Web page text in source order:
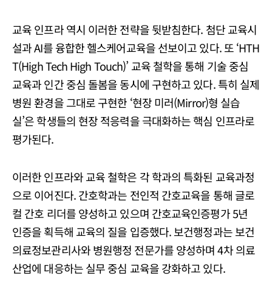
교육 인프라 역시 이러한 전략을 뒷받침한다. 첨단 교육시
설과 AI를 융합한 헬스케어교육을 선보이고 있다. 또 ‘HTH
T(High Tech High Touch)’ 교육 철학을 통해 기술 중심
교육과 인간 중심 돌봄을 동시에 구현하고 있다. 특히 실제
병원 환경을 그대로 구현한 ‘현장 미러(Mirror)형 실습
실’은 학생들의 현장 적응력을 극대화하는 핵심 인프라로
평가된다.
이러한 인프라와 교육 철학은 각 학과의 특화된 교육과정
으로 이어진다. 간호학과는 전인적 간호교육을 통해 글로
컬 간호 리더를 양성하고 있으며 간호교육인증평가 5년
인증을 획득해 교육의 질을 입증했다. 보건행정과는 보건
의료정보관리사와 병원행정 전문가를 양성하며 4차 의료
산업에 대응하는 실무 중심 교육을 강화하고 있다.